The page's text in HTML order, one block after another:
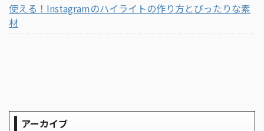
使える！Instagramのハイライトの作り方とぴったりな素
材
アーカイブ